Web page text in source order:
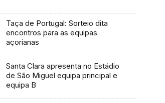
Taça de Portugal: Sorteio dita
encontros para as equipas
açorianas
Santa Clara apresenta no Estádio
de São Miguel equipa principal e
equipa B